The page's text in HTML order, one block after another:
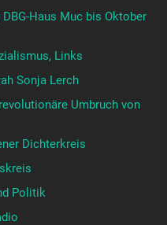
Haus Muc bis Oktober
Links
Sonja Lerch
Umbruch von
Dichterkreis
Politik